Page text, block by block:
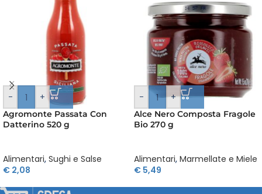
- +
Agromonte Passata Con
Datterino 520 g
Alimentari, Sughi e Salse
€ 2,08
- +
Alce Nero Composta Fragole
Bio 270 g
Alimentari, Marmellate e Miele
€ 5,49